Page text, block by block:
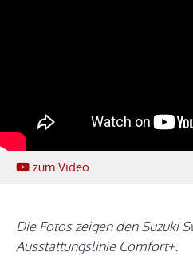
zum Video
Die Fotos zeigen den Suzuki
Ausstattungslinie Comfort+.